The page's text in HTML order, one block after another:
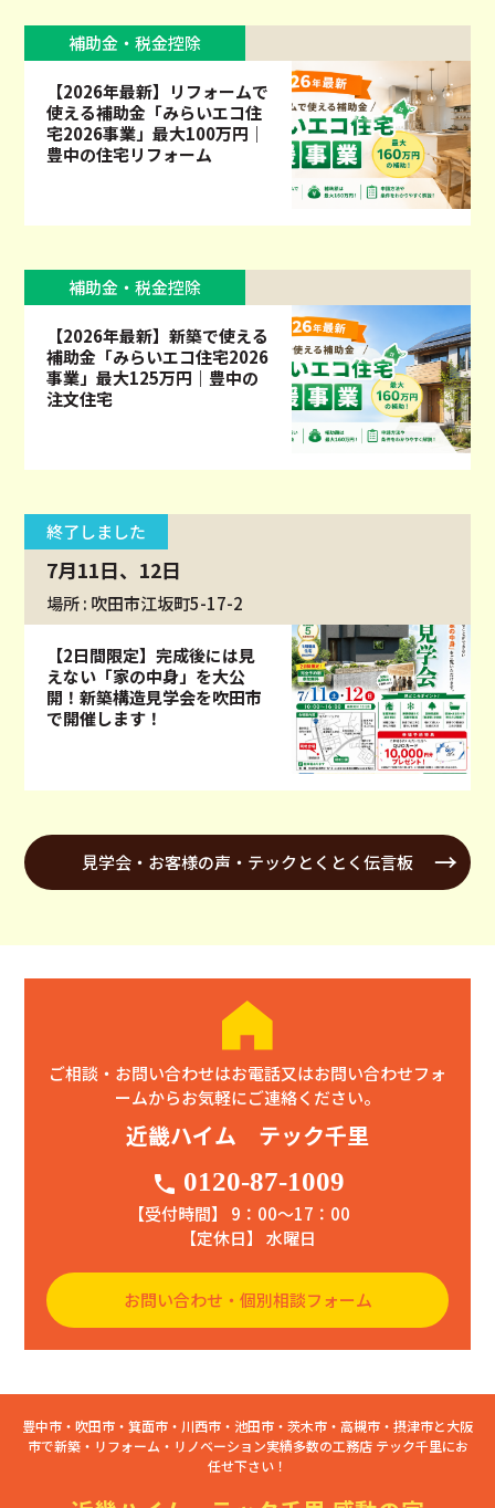
補助金・税金控除
【2026年最新】リフォームで
使える補助金「みらいエコ住
宅2026事業」最大100万円｜
豊中の住宅リフォーム
補助金・税金控除
【2026年最新】新築で使える
補助金「みらいエコ住宅2026
事業」最大125万円｜豊中の
注文住宅
終了しました
7月11日、12日
場所 : 吹田市江坂町5-17-2
【2日間限定】完成後には見
えない「家の中身」を大公
開！新築構造見学会を吹田市
で開催します！
見学会・お客様の声・テックとくとく伝言板
ご相談・お問い合わせはお電話又はお問い合わせフォ
ームからお気軽にご連絡ください。
近畿ハイム テック千里
phone 0120-87-1009
【受付時間】 9：00〜17：00
【定休日】 水曜日
お問い合わせ・個別相談フォーム
豊中市・吹田市・箕面市・川西市・池田市・茨木市・高槻市・摂津市と大阪
市で新築・リフォーム・リノベーション実績多数の工務店 テック千里にお
任せ下さい！